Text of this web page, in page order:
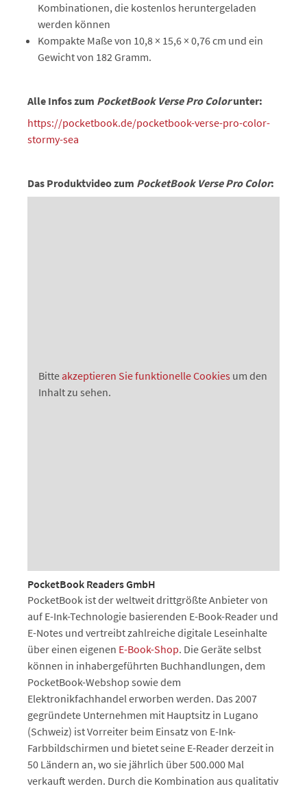
Kombinationen, die kostenlos heruntergeladen
werden können
Kompakte Maße von 10,8 × 15,6 × 0,76 cm und ein
Gewicht von 182 Gramm.
Alle Infos zum PocketBook Verse Pro Colorunter:
https://pocketbook.de/pocketbook-verse-pro-color-
stormy-sea
Das Produktvideo zum PocketBook Verse Pro Color:
Bitte akzeptieren Sie funktionelle Cookies um den
Inhalt zu sehen.
PocketBook Readers GmbH
PocketBook ist der weltweit drittgrößte Anbieter von
auf E-Ink-Technologie basierenden E-Book-Reader und
E-Notes und vertreibt zahlreiche digitale Leseinhalte
über einen eigenen E-Book-Shop. Die Geräte selbst
können in inhabergeführten Buchhandlungen, dem
PocketBook-Webshop sowie dem
Elektronikfachhandel erworben werden. Das 2007
gegründete Unternehmen mit Hauptsitz in Lugano
(Schweiz) ist Vorreiter beim Einsatz von E-Ink-
Farbbildschirmen und bietet seine E-Reader derzeit in
50 Ländern an, wo sie jährlich über 500.000 Mal
verkauft werden. Durch die Kombination aus qualitativ